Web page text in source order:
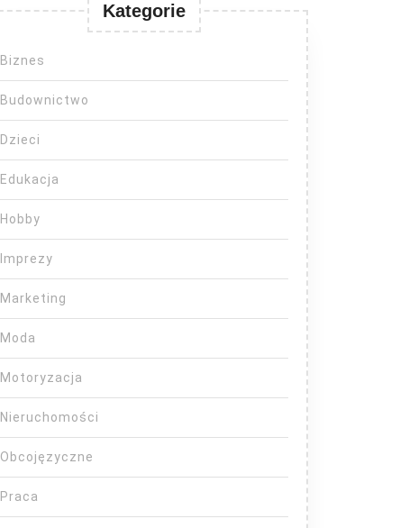
Kategorie
Biznes
Budownictwo
Dzieci
Edukacja
Hobby
Imprezy
Marketing
Moda
Motoryzacja
Nieruchomości
Obcojęzyczne
Praca